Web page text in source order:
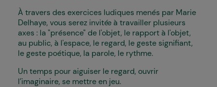
À travers des exercices ludiques menés par Marie
Delhaye, vous serez invité·e à travailler plusieurs
axes : la "présence" de l'objet, le rapport à l'objet,
au public, à l'espace, le regard, le geste signifiant,
le geste poétique, la parole, le rythme.
Un temps pour aiguiser le regard, ouvrir
l’imaginaire, se mettre en jeu.